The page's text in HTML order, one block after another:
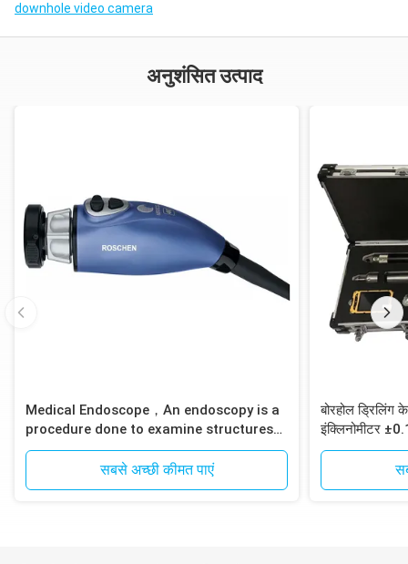
downhole video camera
अनुशंसित उत्पाद
Medical Endoscope，An endoscopy is a
procedure done to examine structures
inside your body up close
सबसे अच्छी कीमत पाएं
बोरहोल
इंक्लिनोमीटर